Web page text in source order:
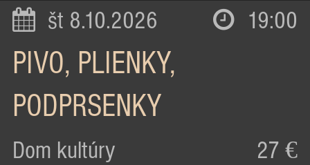
št 8.10.2026 19:00
PIVO, PLIENKY,
PODPRSENKY
Dom kultúry 27 €